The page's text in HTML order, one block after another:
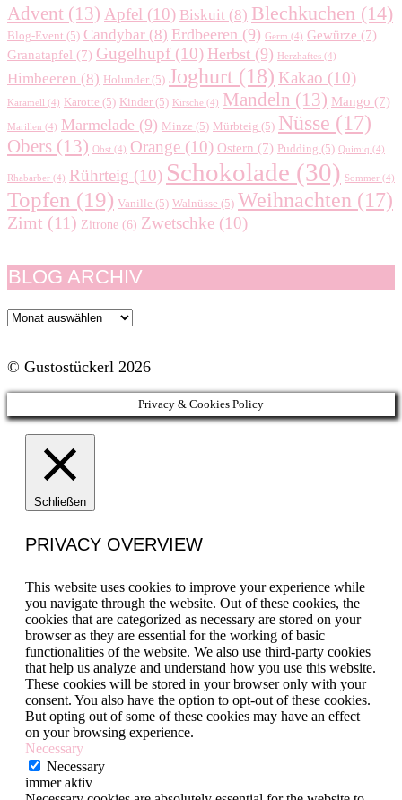
Advent (13) Apfel (10) Biskuit (8) Blechkuchen (14)
Blog-Event (5) Candybar (8) Erdbeeren (9) Germ (4) Gewürze (7)
Granatapfel (7) Gugelhupf(10) Herbst (9) Herzhaftes (4)
Himbeeren (8) Holunder (5) Joghurt (18) Kakao (10)
Karamell (4) Karotte (5) Kinder (5) Kirsche (4) Mandeln (13) Mango (7)
Marillen (4) Marmelade (9) Minze (5) Mürbteig (5) Nüsse (17)
Obers (13) Obst (4) Orange (10) Ostern (7) Pudding (5) Quimiq (4)
Rhabarber (4) Rührteig (10) Schokolade (30) Sommer (4)
Topfen (19) Vanille (5) Walnüsse (5) Weihnachten (17)
Zimt (11) Zitrone (6) Zwetschke (10)
BLOG ARCHIV
Blog
© Gustostückerl 2026
Privacy & Cookies Policy
Schließen
PRIVACY OVERVIEW
This website uses cookies to improve your experience while
you navigate through the website. Out of these cookies, the
cookies that are categorized as necessary are stored on your
browser as they are essential for the working of basic
functionalities of the website. We also use third-party cookies
that help us analyze and understand how you use this website.
These cookies will be stored in your browser only with your
consent. You also have the option to opt-out of these cookies.
But opting out of some of these cookies may have an effect
on your browsing experience.
Necessary
Necessary
immer aktiv